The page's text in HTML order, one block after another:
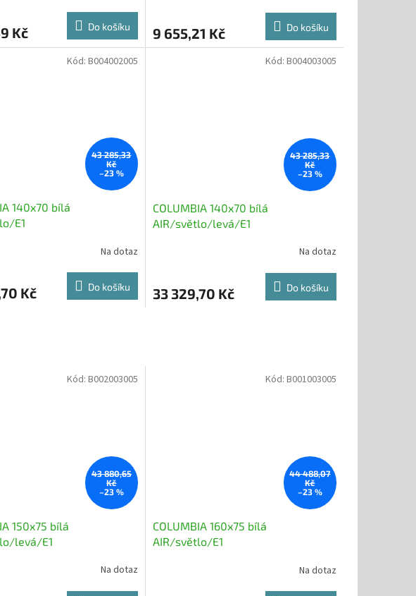
Kč Do košíku 9 655,21 Kč Do košíku
43 285,33
Kč
–23 %
140x70 bílá
E1
Na dotaz
Kč Do košíku
Kód: B004002005
43 285,33
Kč
–23 %
COLUMBIA 140x70 bílá
AIR/světlo/levá/E1
Na dotaz
33 329,70 Kč Do košíku
Kód: B004003005
43 880,65
Kč
–23 %
150x75 bílá
levá/E1
Na dotaz
Kód: B002003005
44 488,07
Kč
–23 %
COLUMBIA 160x75 bílá
AIR/světlo/E1
Na dotaz
Kód: B001003005